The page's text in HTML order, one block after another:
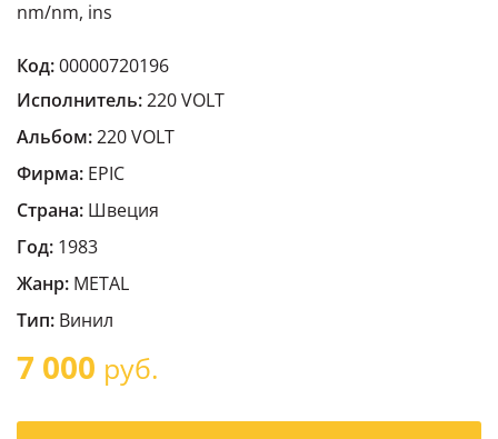
nm/nm, ins
Код:00000720196
Исполнитель:220 VOLT
Альбом:220 VOLT
Фирма: EPIC
Страна: Швеция
Год: 1983
Жанр: METAL
Тип: Винил
7 000 руб.